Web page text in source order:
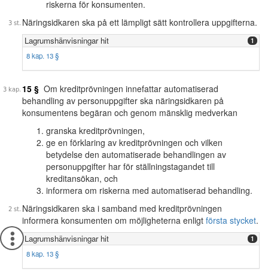
riskerna för konsumenten.
Näringsidkaren ska på ett lämpligt sätt kontrollera uppgifterna.
Lagrumshänvisningar hit 1
8 kap. 13 §
15 § Om kreditprövningen innefattar automatiserad
behandling av personuppgifter ska näringsidkaren på
konsumentens begäran och genom mänsklig medverkan
granska kreditprövningen,
ge en förklaring av kreditprövningen och vilken
betydelse den automatiserade behandlingen av
personuppgifter har för ställningstagandet till
kreditansökan, och
informera om riskerna med automatiserad behandling.
Näringsidkaren ska i samband med kreditprövningen
informera konsumenten om möjligheterna enligt första stycket.
Lagrumshänvisningar hit 1
8 kap. 13 §